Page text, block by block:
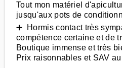
Tout mon matériel
jusqu'aux pots de
➕ Hormis contact très
compétence certaine et de
Boutique immense et très
Prix raisonnables et SAV